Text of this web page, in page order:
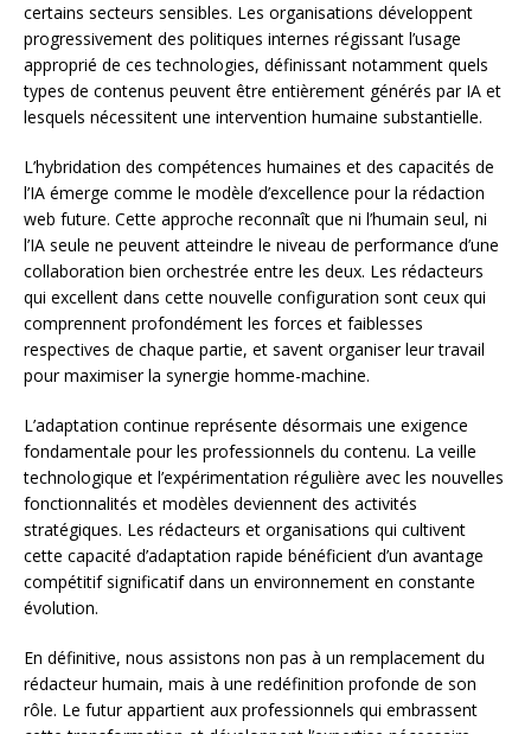
certains secteurs sensibles. Les organisations développent
progressivement des politiques internes régissant l’usage
approprié de ces technologies, définissant notamment quels
types de contenus peuvent être entièrement générés par IA et
lesquels nécessitent une intervention humaine substantielle.
L’hybridation des compétences humaines et des capacités de
l’IA émerge comme le modèle d’excellence pour la rédaction
web future. Cette approche reconnaît que ni l’humain seul, ni
l’IA seule ne peuvent atteindre le niveau de performance d’une
collaboration bien orchestrée entre les deux. Les rédacteurs
qui excellent dans cette nouvelle configuration sont ceux qui
comprennent profondément les forces et faiblesses
respectives de chaque partie, et savent organiser leur travail
pour maximiser la synergie homme-machine.
L’adaptation continue représente désormais une exigence
fondamentale pour les professionnels du contenu. La veille
technologique et l’expérimentation régulière avec les nouvelles
fonctionnalités et modèles deviennent des activités
stratégiques. Les rédacteurs et organisations qui cultivent
cette capacité d’adaptation rapide bénéficient d’un avantage
compétitif significatif dans un environnement en constante
évolution.
En définitive, nous assistons non pas à un remplacement du
rédacteur humain, mais à une redéfinition profonde de son
rôle. Le futur appartient aux professionnels qui embrassent